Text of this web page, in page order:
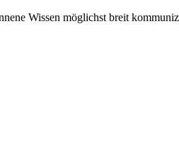
Wissen möglichst breit